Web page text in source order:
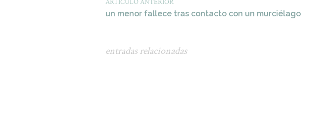
ARTÍCULO ANTERIOR
un menor fallece tras contacto con un murciélago
entradas relacionadas